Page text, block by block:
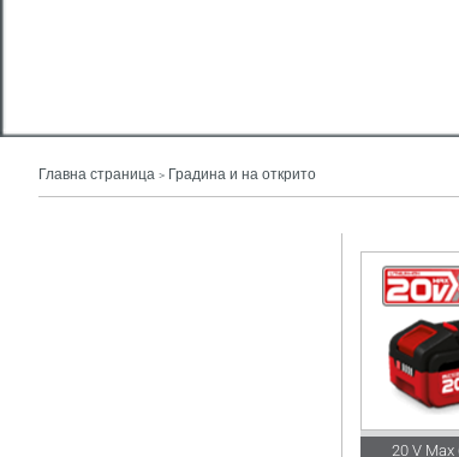
Главна страница > Градина и на открито
20 V Max